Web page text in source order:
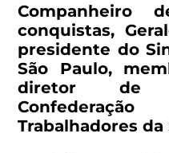
Companheiro
conquistas,
presidente do
São Paulo,
diretor de
Trabalhadores da